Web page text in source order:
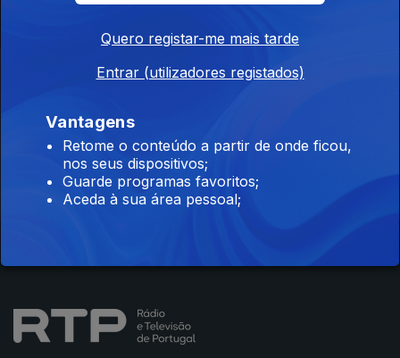
Instale a aplicaçãoRTP Play
Disponível para iOS, Android, Apple TV, Android TV e
CarPlay
Quero registar-me mais tarde
Entrar (utilizadores registados)
Vantagens
Retome o conteúdo a partir de onde ficou,
nos seus dispositivos;
Guarde programas favoritos;
Aceda à sua área pessoal;